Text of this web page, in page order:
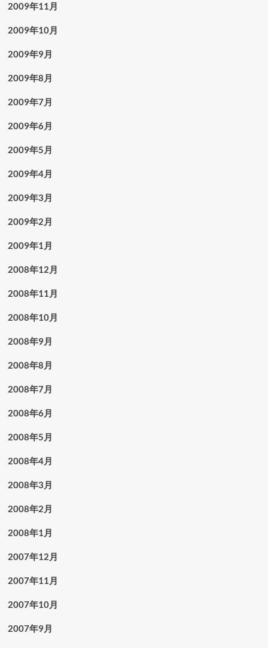
2009年11月
2009年10月
2009年9月
2009年8月
2009年7月
2009年6月
2009年5月
2009年4月
2009年3月
2009年2月
2009年1月
2008年12月
2008年11月
2008年10月
2008年9月
2008年8月
2008年7月
2008年6月
2008年5月
2008年4月
2008年3月
2008年2月
2008年1月
2007年12月
2007年11月
2007年10月
2007年9月